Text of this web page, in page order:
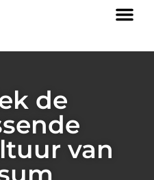
de
van